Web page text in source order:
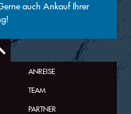
auch Ankauf Ihrer
ANREISE
TEAM
PARTNER